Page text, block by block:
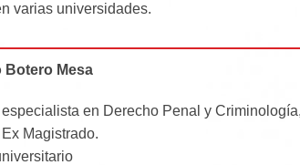
varias universidades.
Mesa
en Derecho Penal y
Magistrado.